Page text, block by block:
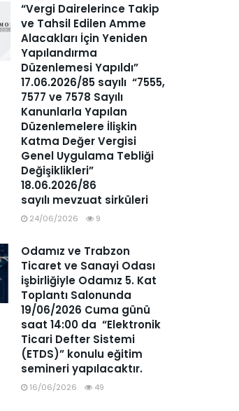
“Vergi Dairelerince Takip
ve Tahsil Edilen Amme
Alacakları İçin Yeniden
Yapılandırma
Düzenlemesi Yapıldı”
17.06.2026/85 sayılı “7555,
7577 ve 7578 Sayılı
Kanunlarla Yapılan
Düzenlemelere İlişkin
Katma Değer Vergisi
Genel Uygulama Tebliği
Değişiklikleri”
18.06.2026/86
sayılı mevzuat sirküleri
24/06/2026 9
Odamız ve Trabzon
Ticaret ve Sanayi Odası
işbirliğiyle Odamız 5. Kat
Toplantı Salonunda
19/06/2026 Cuma günü
saat 14:00 da “Elektronik
Ticari Defter Sistemi
(ETDS)” konulu eğitim
semineri yapılacaktır.
16/06/2026 49